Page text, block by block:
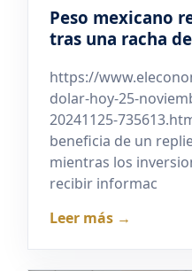
Peso mexicano
tras una racha
https://
dolar-hoy-25-
20241125-
beneficia de un
mientras los
recibir informac
Leer más →